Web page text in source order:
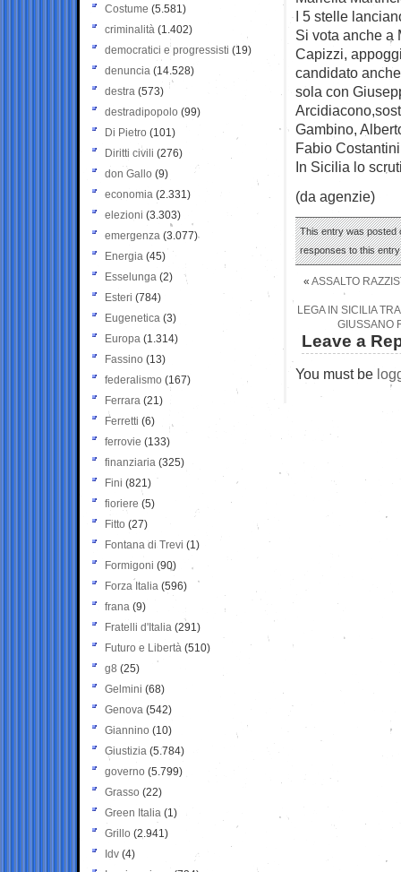
I 5 stelle
Si vota anche a
Capizzi,
candidato
sola con
Gambino,
Fabio
In Sicilia lo
(da agenzie)
This entry was posted
responses to this
« ASSALTO
LEGA IN SICILIA
GIUSSANO
Leave a
You must be
Costume (5.581)
criminalità (1.402)
democratici e progressisti (19)
denuncia (14.528)
destra (573)
destradipopolo (99)
Di Pietro (101)
Diritti civili (276)
don Gallo (9)
economia (2.331)
elezioni (3.303)
emergenza (3.077)
Energia (45)
Esselunga (2)
Esteri (784)
Eugenetica (3)
Europa (1.314)
Fassino (13)
federalismo (167)
Ferrara (21)
Ferretti (6)
ferrovie (133)
finanziaria (325)
Fini (821)
fioriere (5)
Fitto (27)
Fontana di Trevi (1)
Formigoni (90)
Forza Italia (596)
frana (9)
Fratelli d'Italia (291)
Futuro e Libertà (510)
g8 (25)
Gelmini (68)
Genova (542)
Giannino (10)
Giustizia (5.784)
governo (5.799)
Grasso (22)
Green Italia (1)
Grillo (2.941)
Idv (4)